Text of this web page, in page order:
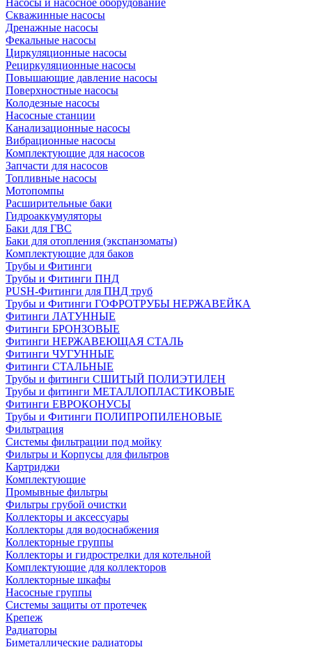
Насосы и насосное оборудование
Скважинные насосы
Дренажные насосы
Фекальные насосы
Циркуляционные насосы
Рециркуляционные насосы
Повышающие давление насосы
Поверхностные насосы
Колодезные насосы
Насосные станции
Канализационные насосы
Вибрационные насосы
Комплектующие для насосов
Запчасти для насосов
Топливные насосы
Мотопомпы
Расширительные баки
Гидроаккумуляторы
Баки для ГВС
Баки для отопления (экспанзоматы)
Комплектующие для баков
Трубы и Фитинги
Трубы и Фитинги ПНД
PUSH-Фитинги для ПНД труб
Трубы и Фитинги ГОФРОТРУБЫ НЕРЖАВЕЙКА
Фитинги ЛАТУННЫЕ
Фитинги БРОНЗОВЫЕ
Фитинги НЕРЖАВЕЮЩАЯ СТАЛЬ
Фитинги ЧУГУННЫЕ
Фитинги СТАЛЬНЫЕ
Трубы и фитинги СШИТЫЙ ПОЛИЭТИЛЕН
Трубы и фитинги МЕТАЛЛОПЛАСТИКОВЫЕ
Фитинги ЕВРОКОНУСЫ
Трубы и Фитинги ПОЛИПРОПИЛЕНОВЫЕ
Фильтрация
Системы фильтрации под мойку
Фильтры и Корпусы для фильтров
Картриджи
Комплектующие
Промывные фильтры
Фильтры грубой очистки
Коллекторы и аксессуары
Коллекторы для водоснабжения
Коллекторные группы
Коллекторы и гидрострелки для котельной
Комплектующие для коллекторов
Коллекторные шкафы
Насосные группы
Системы защиты от протечек
Крепеж
Радиаторы
Биметаллические радиаторы